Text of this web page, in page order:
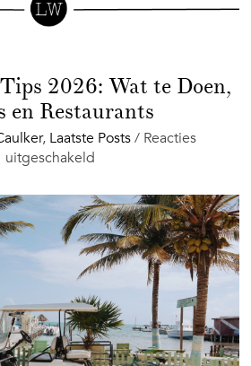
2026: Wat te Doen,
en Restaurants
, Laatste Posts/ Reacties
uitgeschakeldvoor
Caulker
Tips
2026:
Wat
te
Doen,
Hotels
en
Restaurants